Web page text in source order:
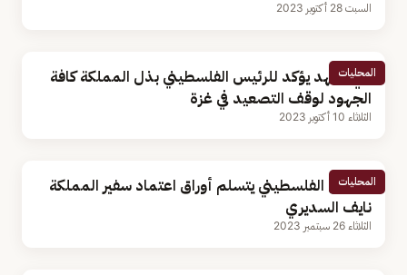
السبت 28 أكتوبر 2023
المحليات
ولي العهد يؤكد للرئيس الفلسطيني بذل المملكة كافة
الجهود لوقف التصعيد في غزة
الثلاثاء 10 أكتوبر 2023
المحليات
الرئيس الفلسطيني يتسلم أوراق اعتماد سفير المملكة
نايف السديري
الثلاثاء 26 سبتمبر 2023